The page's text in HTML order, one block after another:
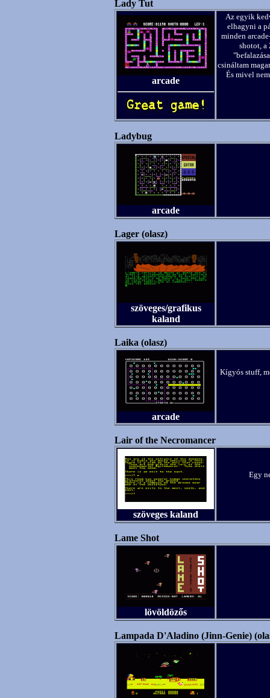
Lady Tut
arcade
Az egyik
elhagyni a
minden
shotot, a
csináltam
És mivel
Ladybug
arcade
Lager (olasz)
szöveges/grafikus
kaland
Laika (olasz)
arcade
Kígyós stuff,
Lair of the Necromancer
szöveges kaland
Egy
Lame Shot
lövöldözős
Lampada D'Aladino (Jinn-Genie)